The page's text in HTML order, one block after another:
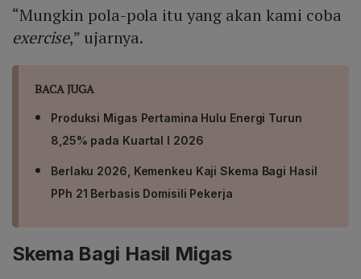
“Mungkin pola-pola itu yang akan kami coba
exercise,” ujarnya.
BACA JUGA
Produksi Migas Pertamina Hulu Energi Turun
8,25% pada Kuartal I 2026
Berlaku 2026, Kemenkeu Kaji Skema Bagi Hasil
PPh 21 Berbasis Domisili Pekerja
Skema Bagi Hasil Migas